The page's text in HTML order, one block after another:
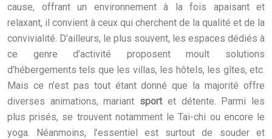
cause, offrant un environnement à la fois apaisant et
relaxant, il convient à ceux qui cherchent de la qualité et de la
convivialité. D’ailleurs, le plus souvent, les espaces dédiés à
ce genre d’activité proposent moult solutions
d’hébergements tels que les villas, les hôtels, les gîtes, etc.
Mais ce n’est pas tout étant donné que la majorité offre
diverses animations, mariant sport et détente. Parmi les
plus prisés, se trouvent notamment le Tai-chi ou encore le
yoga. Néanmoins, l’essentiel est surtout de souder et